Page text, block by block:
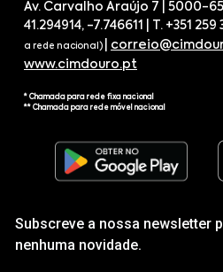
Av. Carvalho Araújo 7 | 5000-
41.294914, -7.746611 | T. +351 259
a rede nacional)
www.cimdouro.pt
* Chamada para rede fixa nacional
** Chamada para rede móvel nacional
Subscreve a nossa newsletter
nenhuma novidade.